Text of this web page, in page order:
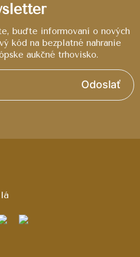
buďte informovaní o nových
kód na bezplatné nahranie
aukčné trhovisko.
Odoslať